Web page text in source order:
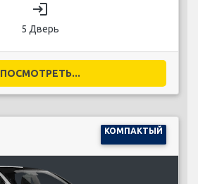
login
5 Дверь
ПОСМОТРЕТЬ...
КОМПАКТЫЙ